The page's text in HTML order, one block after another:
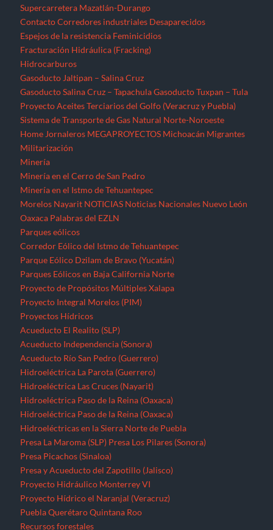
Supercarretera Mazatlán-Durango
Contacto Corredores industriales Desaparecidos
Espejos de la resistencia Feminicidios
Fracturación Hidráulica (Fracking)
Hidrocarburos
Gasoducto Jaltipan – Salina Cruz
Gasoducto Salina Cruz – Tapachula Gasoducto Tuxpan – Tula
Proyecto Aceites Terciarios del Golfo (Veracruz y Puebla)
Sistema de Transporte de Gas Natural Norte-Noroeste
Home Jornaleros MEGAPROYECTOS Michoacán Migrantes
Militarización
Minería
Minería en el Cerro de San Pedro
Minería en el Istmo de Tehuantepec
Morelos Nayarit NOTICIAS Noticias Nacionales Nuevo León
Oaxaca Palabras del EZLN
Parques eólicos
Corredor Eólico del Istmo de Tehuantepec
Parque Eólico Dzilam de Bravo (Yucatán)
Parques Eólicos en Baja California Norte
Proyecto de Propósitos Múltiples Xalapa
Proyecto Integral Morelos (PIM)
Proyectos Hídricos
Acueducto El Realito (SLP)
Acueducto Independencia (Sonora)
Acueducto Río San Pedro (Guerrero)
Hidroeléctrica La Parota (Guerrero)
Hidroeléctrica Las Cruces (Nayarit)
Hidroeléctrica Paso de la Reina (Oaxaca)
Hidroeléctrica Paso de la Reina (Oaxaca)
Hidroeléctricas en la Sierra Norte de Puebla
Presa La Maroma (SLP) Presa Los Pilares (Sonora)
Presa Picachos (Sinaloa)
Presa y Acueducto del Zapotillo (Jalisco)
Proyecto Hidráulico Monterrey VI
Proyecto Hídrico el Naranjal (Veracruz)
Puebla Querétaro Quintana Roo
Recursos forestales